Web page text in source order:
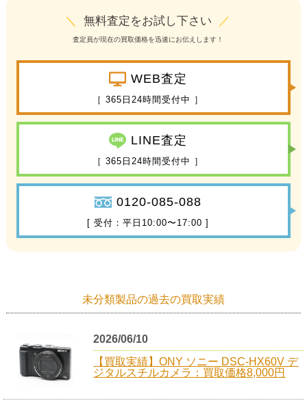
＼ 無料査定をお試し下さい ／
査定員が現在の買取価格を迅速にお伝えします！
WEB査定
［ 365日24時間受付中 ］
LINE査定
［ 365日24時間受付中 ］
0120-085-088
[ 受付：平日10:00〜17:00 ]
未分類製品の過去の買取実績
2026/06/10
【買取実績】ONY ソニー DSC-HX60V デ
ジタルスチルカメラ：買取価格8,000円